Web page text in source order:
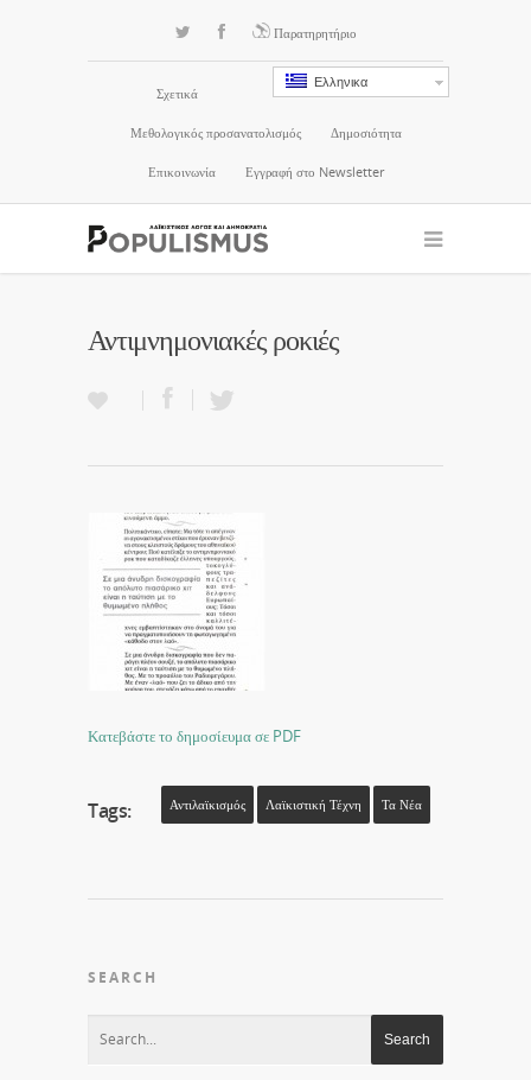
Παρατηρητήριο
Ελληνικα
Σχετικά
Μεθολογικός προσανατολισμός Δημοσιότητα
Επικοινωνία Εγγραφή στο Newsletter
Αντιμνημονιακές ροκιές
Κατεβάστε το δημοσίευμα σε PDF
Tags: Αντιλαϊκισμός Λαϊκιστική Τέχνη Τα Νέα
SEARCH